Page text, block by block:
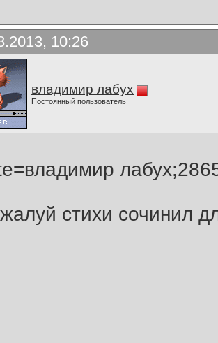
10:26
владимир лабух
Постоянный пользователь
стихи сочинил